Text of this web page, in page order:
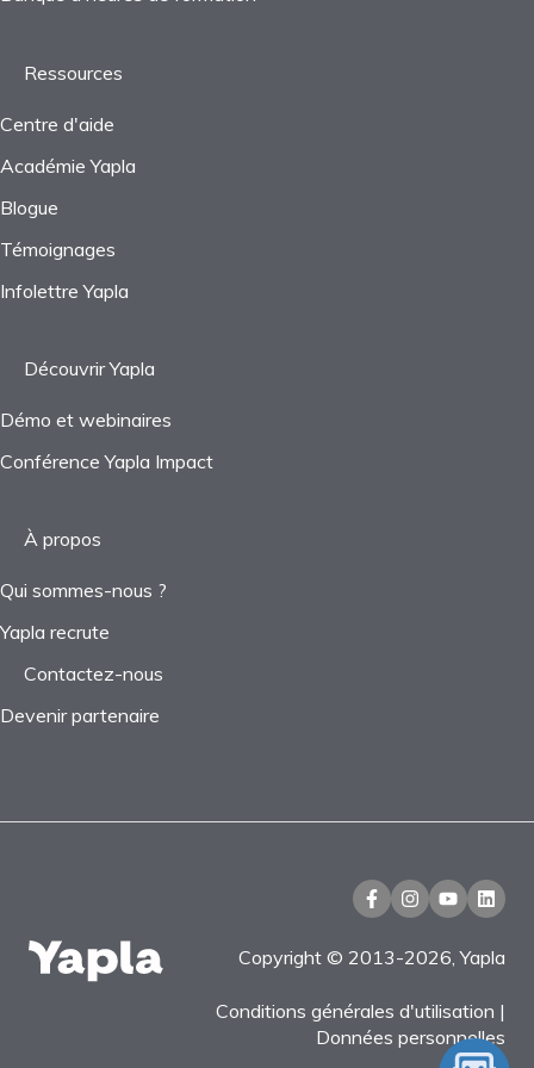
Ressources
Centre d'aide
Académie Yapla
Blogue
Témoignages
Infolettre Yapla
Découvrir Yapla
Démo et webinaires
Conférence Yapla Impact
À propos
Qui sommes-nous ?
Yapla recrute
Contactez-nous
Devenir partenaire
Copyright © 2013-2026, Yapla
Conditions générales d'utilisation |
Données personnelles